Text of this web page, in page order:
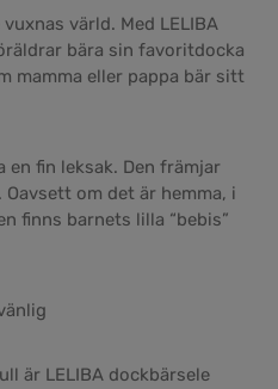
värld. Med LELIBA
bära sin favoritdocka
mamma eller pappa bär sitt
en fin leksak. Den främjar
om det är hemma, i
finns barnets lilla “bebis”
är LELIBA dockbärsele